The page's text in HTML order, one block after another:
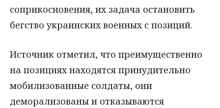
соприкосновения, их задача остановить
бегство украинских военных с позиций.
Источник отметил, что преимущественно
на позициях находятся принудительно
мобилизованные солдаты, они
деморализованы и отказываются